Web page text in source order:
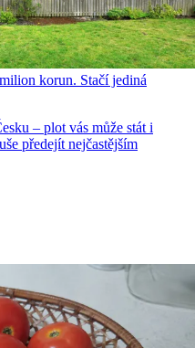
korun. Stačí jediná
– plot vás může stát i
předejít nejčastějším